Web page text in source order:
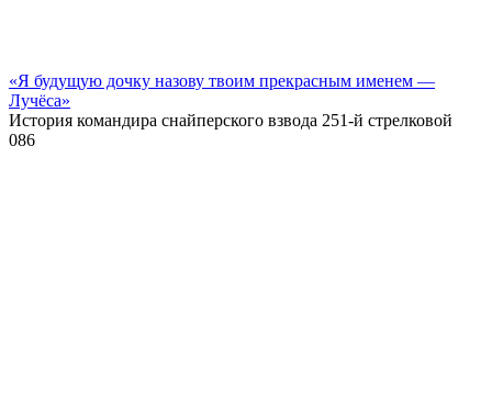
«Я будущую дочку назову твоим прекрасным именем —
Лучёса»
История командира снайперского взвода 251-й стрелковой
086